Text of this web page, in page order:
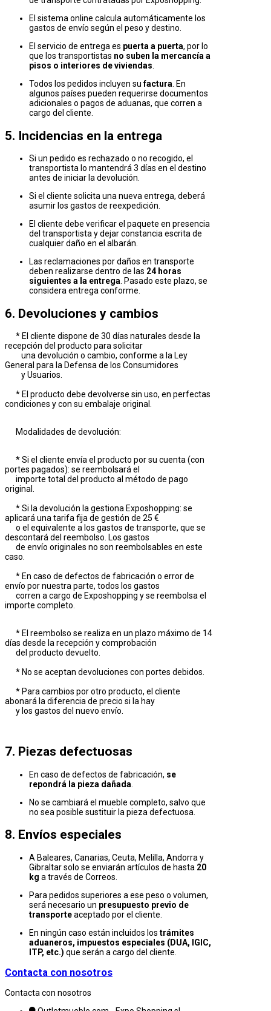
El sistema online calcula automáticamente los
gastos de envío según el peso y destino.
El servicio de entrega es puerta a puerta, por lo
que los transportistas no suben la mercancía a
pisos o interiores de viviendas.
Todos los pedidos incluyen sufactura. En
algunos países pueden requerirse documentos
adicionales o pagos de aduanas, que corren a
cargo del cliente.
5. Incidencias en la entrega
Si un pedido es rechazado o no recogido, el
transportista lo mantendrá 3 días en el destino
antes de iniciar la devolución.
Si el cliente solicita una nueva entrega, deberá
asumir los gastos de reexpedición.
El cliente debe verificar el paquete en presencia
del transportista y dejar constancia escrita de
cualquier daño en el albarán.
Las reclamaciones por daños en transporte
deben realizarse dentro de las 24 horas
siguientes a la entrega . Pasado este plazo, se
considera entrega conforme.
6. Devoluciones y cambios
* El cliente dispone de 30 días naturales desde la
recepción del producto para solicitar
una devolución o cambio, conforme a la Ley
General para la Defensa de los Consumidores
y Usuarios.
* El producto debe devolverse sin uso, en perfectas
condiciones y con su embalaje original.
Modalidades de devolución:
* Si el cliente envía el producto por su cuenta (con
portes pagados): se reembolsará el
importe total del producto al método de pago
original.
* Si la devolución la gestiona Exposhopping: se
aplicará una tarifa fija de gestión de 25 €
o el equivalente a los gastos de transporte, que se
descontará del reembolso. Los gastos
de envío originales no son reembolsables en este
caso.
* En caso de defectos de fabricación o error de
envío por nuestra parte, todos los gastos
corren a cargo de Exposhopping y se reembolsa el
importe completo.
* El reembolso se realiza en un plazo máximo de 14
días desde la recepción y comprobación
del producto devuelto.
* No se aceptan devoluciones con portes debidos.
* Para cambios por otro producto, el cliente
abonará la diferencia de precio si la hay
y los gastos del nuevo envío.
7. Piezas defectuosas
En caso de defectos de fabricación, se
repondrá la pieza dañada
No se cambiará el mueble completo, salvo que
no sea posible sustituir la pieza defectuosa.
8. Envíos especiales
A Baleares, Canarias, Ceuta, Melilla, Andorra y
Gibraltar solo se enviarán artículos de hasta 20
kg a través de Correos.
Para pedidos superiores a ese peso o volumen,
será necesario un presupuesto previo de
transporteaceptado por el cliente.
En ningún caso están incluidos los trámites
aduaneros, impuestos especiales (DUA, IGIC,
ITP, etc.) que serán a cargo del cliente.
Contacta con nosotros
Contacta con nosotros